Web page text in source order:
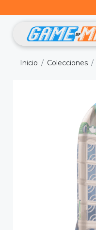
Inicio Colecciones